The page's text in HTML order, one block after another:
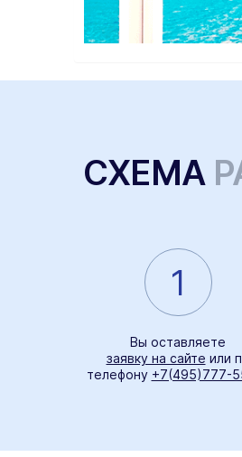
СХЕМА
1
Вы оставляете
заявку на сайте или
телефону +7(495)777-